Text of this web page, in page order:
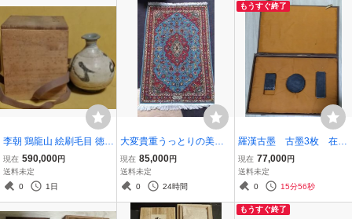
李朝 鶏龍山 絵刷毛目 徳利
共箱 検索:唐津 美濃 志野
織部 黄瀬戸 備前 高麗 井
戸
現在 590,000円
送料未定
0
1日
大変貴重うっとりの美し
さと艶 最高級ペルシャ絨
毯 手織り ７７ｘ１２５c
m 纏枝蓮紋 検索：ト
中国絨毯
現在 85,000円
送料未定
0
24時間
もうすぐ終了
羅漢古墨 古墨3枚 在銘
有 曹素功来孫尭千謹
製 共箱
現在 77,000円
送料未定
0
15分56秒
もうすぐ終了